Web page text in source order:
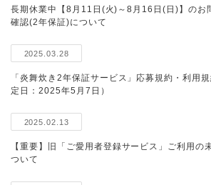
長期休業中【8月11日(火)～8月16日(日)】のお
確認(2年保証)について
2025.03.28
「炎舞炊き2年保証サービス」応募規約・利用
定日：2025年5月7日）
2025.02.13
【重要】旧「ご愛用者登録サービス」ご利用の
ついて